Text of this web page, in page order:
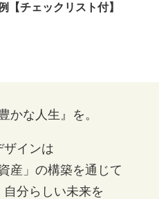
【チェックリスト付】
かな人生』を。
ザインは
産」の構築を通じて
分らしい未来を